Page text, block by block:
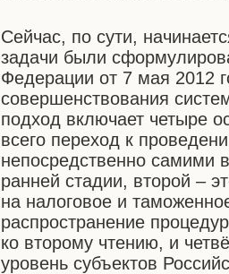
Сейчас, по сути,
задачи были
Федерации от 7 мая 2012
совершенствования
подход включает четыре
всего переход к
непосредственно самими
ранней стадии, второй –
на налоговое и
распространение
ко второму чтению, и
уровень субъектов